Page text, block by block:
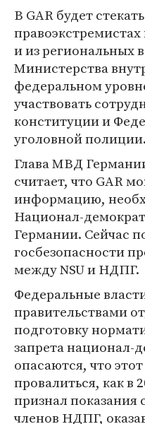
В GAR будет
и из региональных
Министерства
федеральном
участвовать
конституции и
уголовной полиции.
Глава МВД
считает, что GAR
информацию,
Национал-
Германии. Сейчас
госбезопасности
между NSU и НДПГ.
Федеральные
правительствами
подготовку
запрета национал-
опасаются, что
провалиться, как в
признал показания
членов НДПГ,